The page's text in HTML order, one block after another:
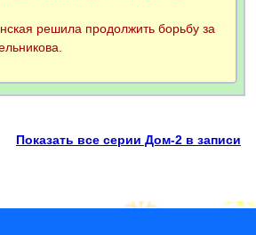
решила продолжить борьбу за
Показать все серии Дом-2 в записи